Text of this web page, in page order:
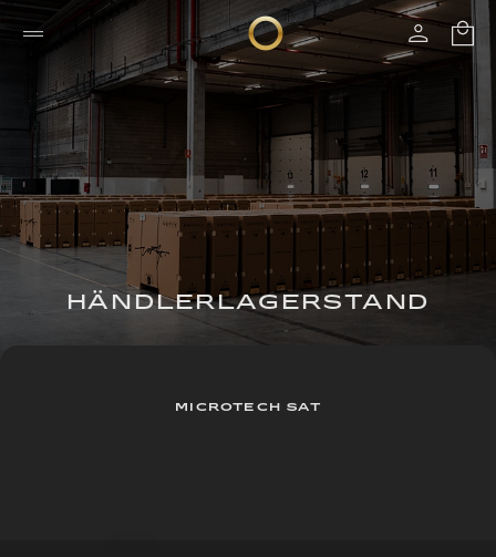
HÄNDLERLAGERSTAND
MICROTECH SAT